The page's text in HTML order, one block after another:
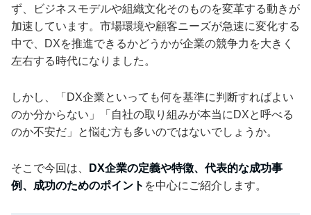
ず、ビジネスモデルや組織文化そのものを変革する動きが
加速しています。市場環境や顧客ニーズが急速に変化する
中で、DXを推進できるかどうかが企業の競争力を大きく
左右する時代になりました。
しかし、「DX企業といっても何を基準に判断すればよい
のか分からない」「自社の取り組みが本当にDXと呼べる
のか不安だ」と悩む方も多いのではないでしょうか。
そこで今回は、
DX企業の定義や特徴、代表的な成功事
例、成功のためのポイント を中心にご紹介します。